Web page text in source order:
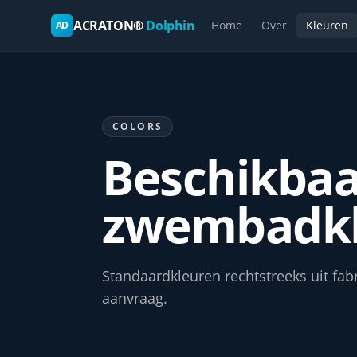
AD ACRATON®Dolphin Home Over Kleuren
COLORS
Standaard­kleuren rechtstreeks uit
aanvraag.